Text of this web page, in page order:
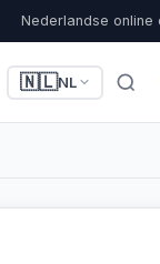
Nederlandse online
🇳🇱NL